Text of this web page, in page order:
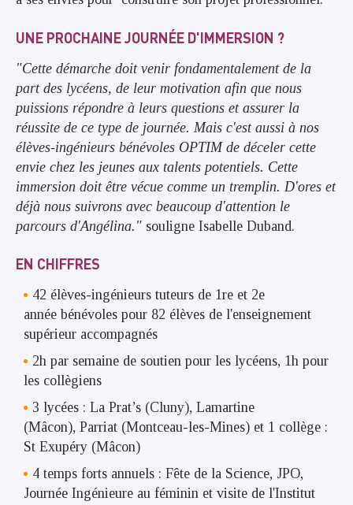
UNE PROCHAINE JOURNÉE D'IMMERSION ?
"Cette démarche doit venir fondamentalement de la
part des lycéens, de leur motivation afin que nous
puissions répondre à leurs questions et assurer la
réussite de ce type de journée. Mais c'est aussi à nos
élèves-ingénieurs bénévoles OPTIM de déceler cette
envie chez les jeunes aux talents potentiels. Cette
immersion doit être vécue comme un tremplin. D'ores et
déjà nous suivrons avec beaucoup d'attention le
parcours d'Angélina." souligne Isabelle Duband.
EN CHIFFRES
42 élèves-ingénieurs tuteurs de 1re et 2e
année bénévoles pour 82 élèves de l'enseignement
supérieur accompagnés
2h par semaine de soutien pour les lycéens, 1h pour
les collègiens
3 lycées : La Prat’s (Cluny), Lamartine
(Mâcon), Parriat (Montceau-les-Mines) et 1 collège :
St Exupéry (Mâcon)
4 temps forts annuels : Fête de la Science, JPO,
Journée Ingénieure au féminin et visite de l'Institut